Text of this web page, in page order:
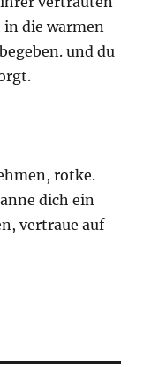
die warmen
und du
rotke.
dich ein
vertraue auf